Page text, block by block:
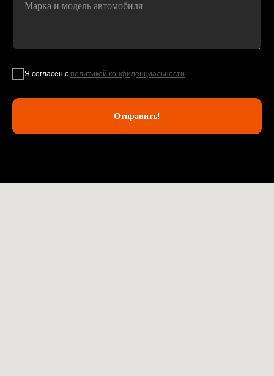
Марка и модель автомобиля
Я согласен с политикой конфиденциальности
Отправить!